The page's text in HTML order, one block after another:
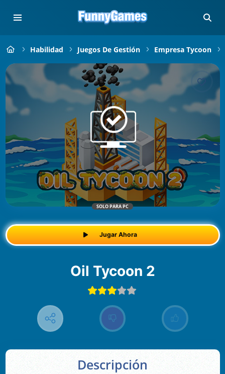
Habilidad Juegos De Gestión Empresa Tycoon
SOLO PARA PC
Jugar Ahora
Oil Tycoon 2
Descripción